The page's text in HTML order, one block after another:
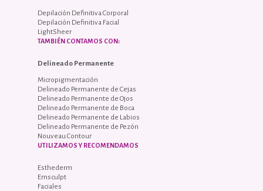
Depilación Definitiva Corporal
Depilación Definitiva Facial
LightSheer
TAMBIÉN CONTAMOS CON:
Delineado Permanente
Micropigmentación
Delineado Permanente de Cejas
Delineado Permanente de Ojos
Delineado Permanente de Boca
Delineado Permanente de Labios
Delineado Permanente de Pezón
Nouveau Contour
UTILIZAMOS Y RECOMENDAMOS
Esthederm
Emsculpt
Faciales